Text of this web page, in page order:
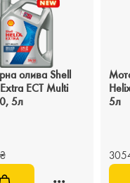
олива Shell
ECT Multi
5л
₴
5л